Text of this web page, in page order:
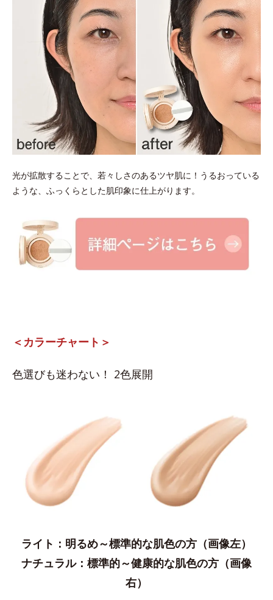
光が拡散することで、若々しさのあるツヤ肌に！うるおっている
ような、ふっくらとした肌印象に仕上がります。
＜カラーチャート＞
色選びも迷わない！ 2色展開
ライト：明るめ～標準的な肌色の方（画像左）
ナチュラル：​標準的～健康的な肌色の方（画像
右）